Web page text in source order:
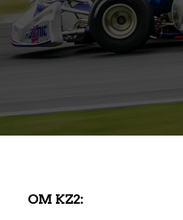
OM KZ2: